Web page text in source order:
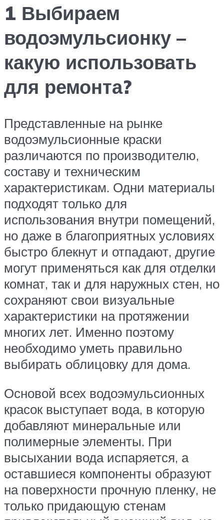
1 Выбираем
водоэмульсионку –
какую использовать
для ремонта?
Представленные на рынке
водоэмульсионные краски
различаются по производителю,
составу и техническим
характеристикам. Одни материалы
подходят только для
использования внутри помещений,
но даже в благоприятных условиях
быстро блекнут и отпадают, другие
могут применяться как для отделки
комнат, так и для наружных стен, но
сохраняют свои визуальные
характеристики на протяжении
многих лет. Именно поэтому
необходимо уметь правильно
выбирать облицовку для дома.
Основой всех водоэмульсионных
красок выступает вода, в которую
добавляют минеральные или
полимерные элементы. При
высыхании вода испаряется, а
оставшиеся компоненты образуют
на поверхности прочную пленку, не
только придающую стенам